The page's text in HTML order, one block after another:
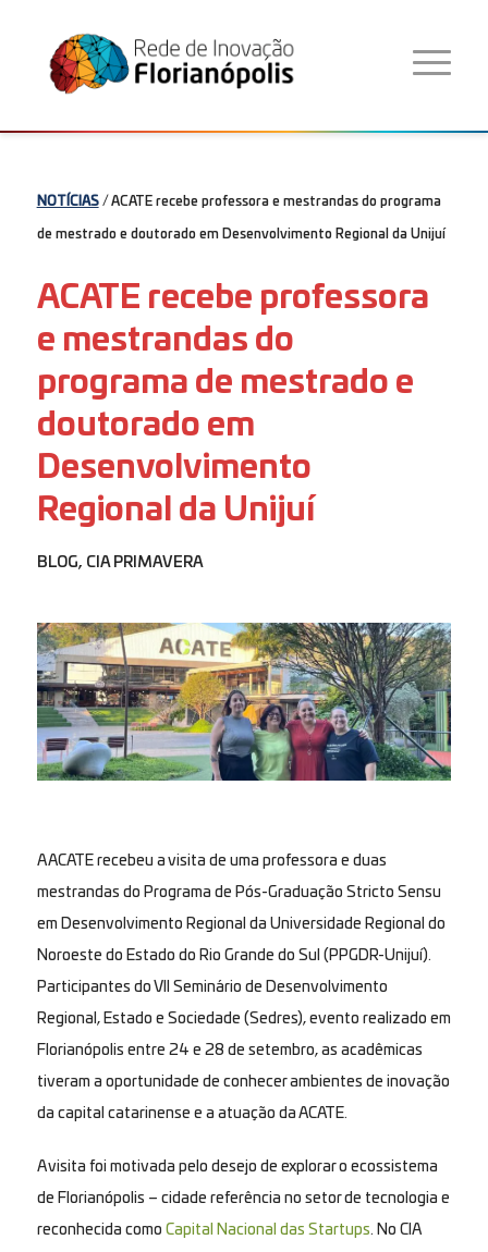
NOTÍCIAS/ ACATE recebe professora e mestrandas do programa
de mestrado e doutorado em Desenvolvimento Regional da Unijuí
ACATE recebe professora
e mestrandas do
programa de mestrado e
doutorado em
Desenvolvimento
Regional da Unijuí
BLOG, CIA PRIMAVERA
A ACATE recebeu a visita de uma professora e duas
mestrandas do Programa de Pós-Graduação Stricto Sensu
em Desenvolvimento Regional da Universidade Regional do
Noroeste do Estado do Rio Grande do Sul (PPGDR-Unijuí).
Participantes do VII Seminário de Desenvolvimento
Regional, Estado e Sociedade (Sedres), evento realizado em
Florianópolis entre 24 e 28 de setembro, as acadêmicas
tiveram a oportunidade de conhecer ambientes de inovação
da capital catarinense e a atuação da ACATE.
A visita foi motivada pelo desejo de explorar o ecossistema
de Florianópolis – cidade referência no setor de tecnologia e
reconhecida como Capital Nacional das Startups. No CIA